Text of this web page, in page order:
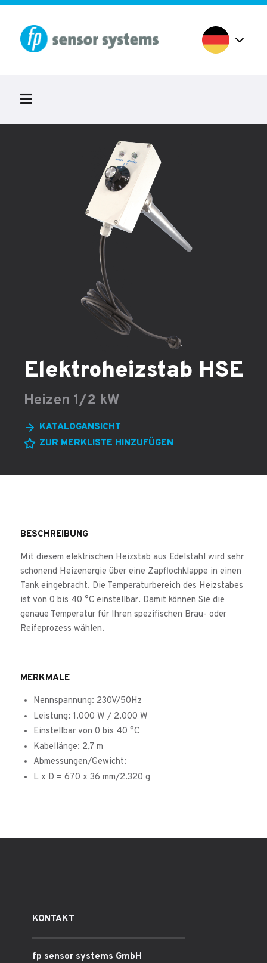
Elektroheizstab HSE
Heizen 1/2 kW
KATALOGANSICHT
ZUR MERKLISTE HINZUFÜGEN
BESCHREIBUNG
Mit diesem elektrischen Heizstab aus Edelstahl wird sehr
schonend Heizenergie über eine Zapflochklappe in einen
Tank eingebracht. Die Temperaturbereich des Heizstabes
ist von 0 bis 40 °C einstellbar. Damit können Sie die
genaue Temperatur für Ihren spezifischen Brau- oder
Reifeprozess wählen.
MERKMALE
Nennspannung: 230V/50Hz
Leistung: 1.000 W / 2.000 W
Einstellbar von 0 bis 40 °C
Kabellänge: 2,7 m
Abmessungen/Gewicht:
L x D = 670 x 36 mm/2.320 g
KONTAKT
fp sensor systems GmbH